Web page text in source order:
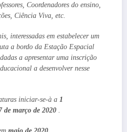
Coordenadores do ensino,
Ciência Viva, etc.
interessadas em estabelecer um
a bordo da Estação Espacial
a apresentar uma inscrição
a desenvolver nesse
iniciar-se-à a 1
de março de 2020